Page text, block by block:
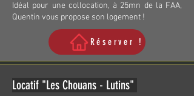
Idéal pour une collocation, à 25mn de la FAA,
Quentin vous propose son logement !
Réserver !
Locatif "Les Chouans - Lutins"